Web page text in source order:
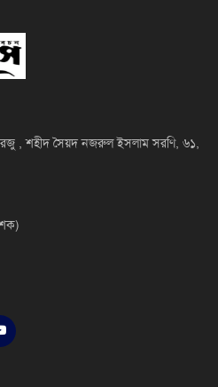
, শহীদ সৈয়দ নজরুল ইসলাম সরণি, ৬১,